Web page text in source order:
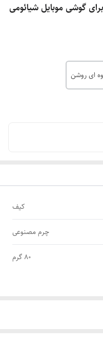
گوشی موبایل شیائومی
ای روشن
کیف
چرم مصنوعی
80 گرم